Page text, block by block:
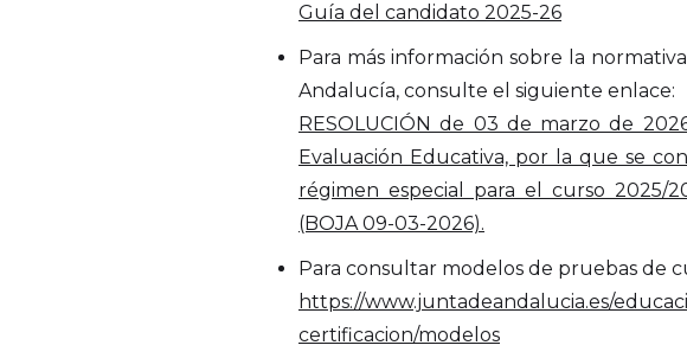
Guía del candidato 2025-26
Para más información sobre la
Andalucía, consulte el siguiente enlace:
RESOLUCIÓN de 03 de marzo de
Evaluación Educativa, por la que se
régimen especial para el curso 2025/
(BOJA 09-03-2026).
Para consultar modelos de pruebas de
https://www.juntadeandalucia.es/
certificacion/modelos